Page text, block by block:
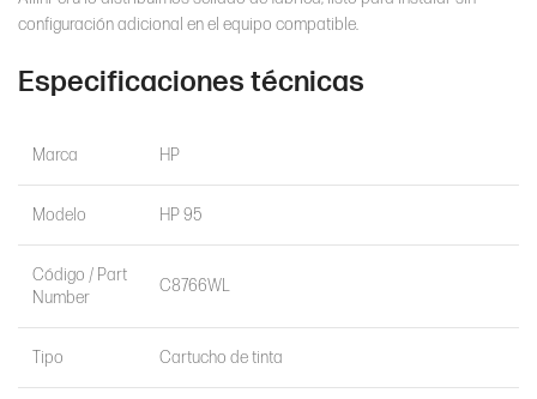
configuración adicional en el equipo compatible.
Especificaciones técnicas
Marca HP
Modelo HP 95
Código / Part
Number
C8766WL
Tipo Cartucho de tinta